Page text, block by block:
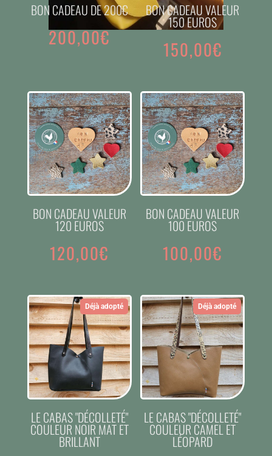
BON CADEAU DE 200€
200,00€
BON CADEAU VALEUR
150 EUROS
150,00€
BON CADEAU VALEUR
120 EUROS
120,00€
BON CADEAU VALEUR
100 EUROS
100,00€
Déjà adopté
LE CABAS "DÉCOLLETÉ"
COULEUR NOIR MAT ET
BRILLANT
Déjà adopté
LE CABAS "DÉCOLLETÉ"
COULEUR CAMEL ET
LÉOPARD